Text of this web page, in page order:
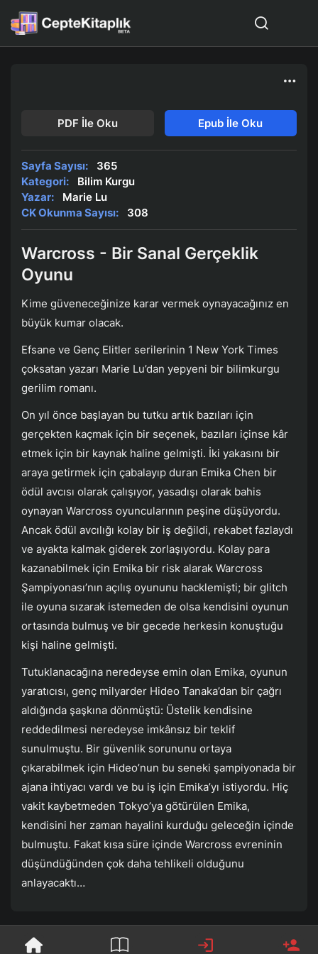
PDF İle Oku Epub İle Oku
Sayfa Sayısı:
365
Kategori:
Bilim Kurgu
Yazar:
Marie Lu
CK Okunma Sayısı:
308
Warcross - Bir Sanal Gerçeklik
Oyunu
Kime güveneceğinize karar vermek oynayacağınız en
büyük kumar olacak.
Efsane ve Genç Elitler serilerinin 1 New York Times
çoksatan yazarı Marie Lu’dan yepyeni bir bilimkurgu
gerilim romanı.
On yıl önce başlayan bu tutku artık bazıları için
gerçekten kaçmak için bir seçenek, bazıları içinse kâr
etmek için bir kaynak haline gelmişti. İki yakasını bir
araya getirmek için çabalayıp duran Emika Chen bir
ödül avcısı olarak çalışıyor, yasadışı olarak bahis
oynayan Warcross oyuncularının peşine düşüyordu.
Ancak ödül avcılığı kolay bir iş değildi, rekabet fazlaydı
ve ayakta kalmak giderek zorlaşıyordu. Kolay para
kazanabilmek için Emika bir risk alarak Warcross
Şampiyonası’nın açılış oyununu hacklemişti; bir glitch
ile oyuna sızarak istemeden de olsa kendisini oyunun
ortasında bulmuş ve bir gecede herkesin konuştuğu
kişi haline gelmişti.
Tutuklanacağına neredeyse emin olan Emika, oyunun
yaratıcısı, genç milyarder Hideo Tanaka’dan bir çağrı
aldığında şaşkına dönmüştü: Üstelik kendisine
reddedilmesi neredeyse imkânsız bir teklif
sunulmuştu. Bir güvenlik sorununu ortaya
çıkarabilmek için Hideo’nun bu seneki şampiyonada bir
ajana ihtiyacı vardı ve bu iş için Emika’yı istiyordu. Hiç
vakit kaybetmeden Tokyo’ya götürülen Emika,
kendisini her zaman hayalini kurduğu geleceğin içinde
bulmuştu. Fakat kısa süre içinde Warcross evreninin
düşündüğünden çok daha tehlikeli olduğunu
anlayacaktı…